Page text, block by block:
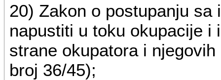
20) Zakon o postupanju
napustiti u toku okupacije i
strane okupatora i
broj 36/45);